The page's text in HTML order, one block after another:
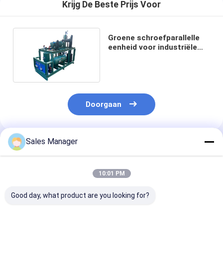
Krijg De Beste Prijs Voor
Groene schroefparallelle
eenheid voor industriële
Doorgaan
Geadviseerde Producten
Sales Manager
10:01 PM
Good day, what product are you looking for?